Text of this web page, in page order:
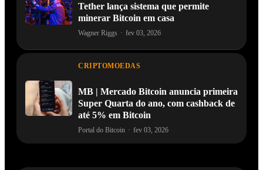
Tether lança sistema que permite
minerar Bitcoin em casa
Wagner Riggs · fev 03, 2026
CRIPTOMOEDAS
MB | Mercado Bitcoin anuncia primeira
Super Quarta do ano, com cashback de
até 5% em Bitcoin
Portal do Bitcoin · fev 03, 2026